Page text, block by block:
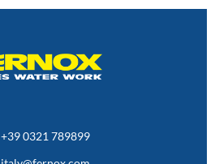
+39 0321 789899